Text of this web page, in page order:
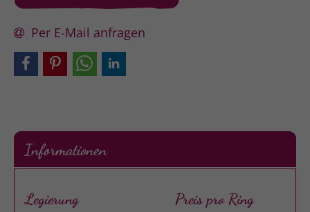
Per E-Mail anfragen
Informationen
Legierung Preis pro Ring